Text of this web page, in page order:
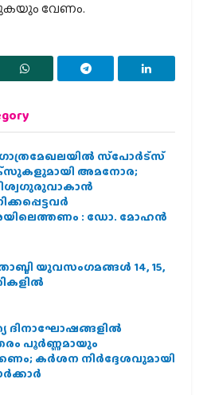
വേണം.
സ്‌പോര്‍ട്‌സ്
അമനോര;
: ഡോ. മോഹന്‍
യുവസംഗമങ്ങള്‍ 14, 15,
ദിനാഘോഷങ്ങളിൽ
പൂർണ്ണമായും
കർശന നിർദ്ദേശവുമായി